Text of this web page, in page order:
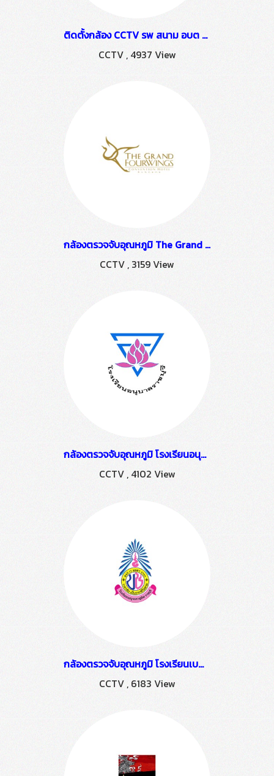
ติดตั้งกล้อง CCTV รพ สนาม อบต ระแหง
CCTV, 4937 View
กล้องตรวจจับอุณหภูมิ The Grand Fourwings Convention Hotel
CCTV , 3159 View
กล้องตรวจจับอุณหภูมิ โรงเรียนอนุบาลราชบุรี
CCTV, 4102 View
กล้องตรวจจับอุณหภูมิ โรงเรียนเบญจมราชูทิศราชบุรี
CCTV, 6183 View